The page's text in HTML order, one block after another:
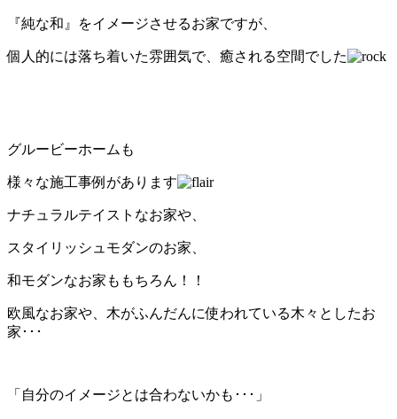
『純な和』をイメージさせるお家ですが、
個人的には落ち着いた雰囲気で、癒される空間でした
グルービーホームも
様々な施工事例があります
ナチュラルテイストなお家や、
スタイリッシュモダンのお家、
和モダンなお家ももちろん！！
欧風なお家や、木がふんだんに使われている木々としたお
家･･･
「自分のイメージとは合わないかも･･･」